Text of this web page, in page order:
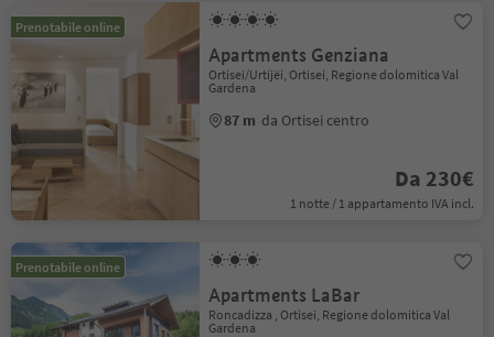
Prenotabile online
Apartments Genziana
Ortisei/Urtijëi, Ortisei, Regione dolomitica Val
Gardena
87 m da Ortisei centro
Da 230€
1 notte / 1 appartamento IVA incl.
Prenotabile online
Apartments LaBar
Roncadizza , Ortisei, Regione dolomitica Val
Gardena